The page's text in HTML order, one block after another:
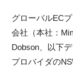
グローバルEC
会社（本社：
Dobson、以下
プロバイダの